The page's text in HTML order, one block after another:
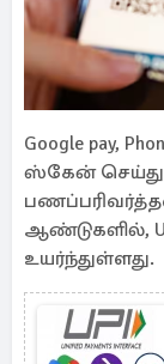
Google pay,
ஸ்கேன்
ஆண்டுகளில்,
உயர்ந்துள்ளது.